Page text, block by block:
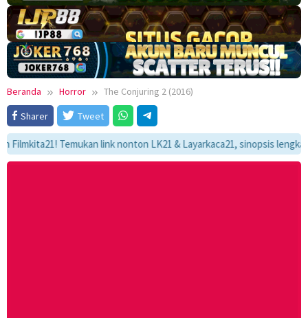
Beranda Horror
The Conjuring 2 (2016)
Sharer
Tweet
Temukan link nonton LK21 & Layarkaca21, sinopsis lengkap,